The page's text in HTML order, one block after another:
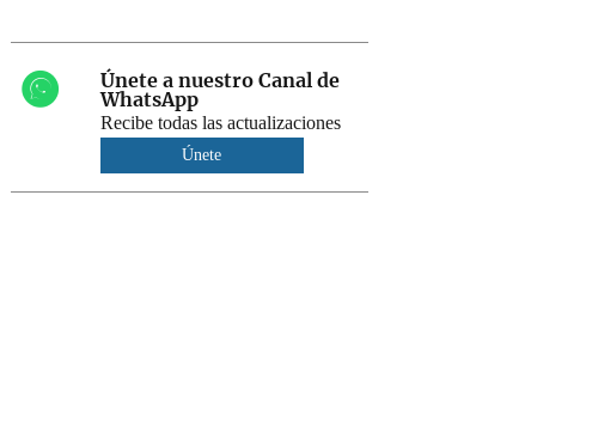
Únete a nuestro Canal de
WhatsApp
Recibe todas las actualizaciones
Únete